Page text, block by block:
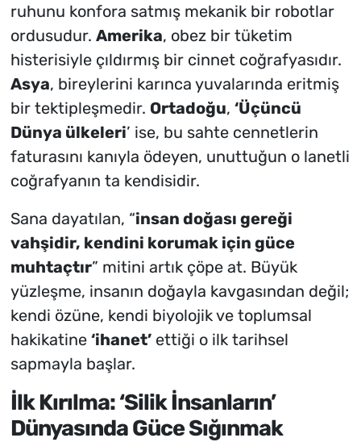
ruhunu konfora satmış mekanik bir robotlar
ordusudur. Amerika, obez bir tüketim
histerisiyle çıldırmış bir cinnet coğrafyasıdır.
Asya, bireylerini karınca yuvalarında eritmiş
bir tektipleşmedir. Ortadoğu, ‘Üçüncü
Dünya ülkeleri’ ise, bu sahte cennetlerin
faturasını kanıyla ödeyen, unuttuğun o lanetli
coğrafyanın ta kendisidir.
Sana dayatılan, “insan doğası gereği
vahşidir, kendini korumak için güce
muhtaçtır” mitini artık çöpe at. Büyük
yüzleşme, insanın doğayla kavgasından değil;
kendi özüne, kendi biyolojik ve toplumsal
hakikatine ‘ihanet’ettiği o ilk tarihsel
sapmayla başlar.
İlk Kırılma: ‘Silik İnsanların’
Dünyasında Güce Sığınmak